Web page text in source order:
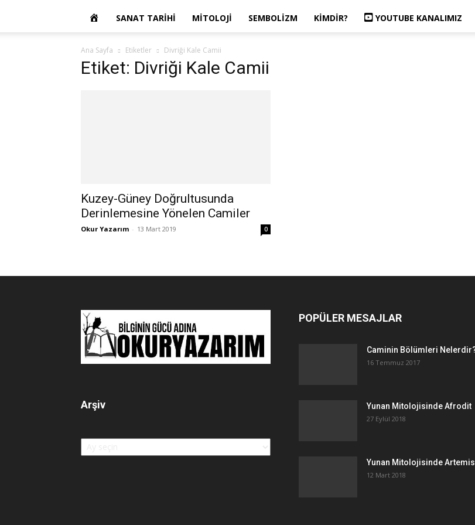
OKUR
YAZARIM
SANAT TARIHI MITOLOJI SEMBOLIZM KIMDIR? YOUTUBE KANALIMIZ
Ana Sayfa Etiketler Divriği Kale Camii
Etiket: Divriği Kale Camii
Kuzey-Güney Doğrultusunda
Derinlemesine Yönelen Camiler
Okur Yazarım - 13 Mart 2019 0
Arşiv
Arşiv
POPÜLER MESAJLAR
Caminin Bölümleri
16 Temmuz 2017
Yunan Mitolojisinde Afrodit
27 Eylül 2018
Yunan Mitolojisinde Artemis
12 Mart 2018